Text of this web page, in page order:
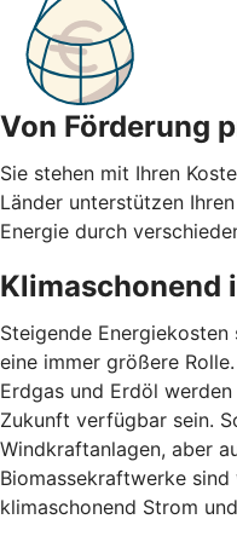
Von Förderung
Sie stehen mit Ihren
Länder unterstützen
Energie durch
Klimaschonend
Steigende
eine immer größere
Erdgas und Erdöl
Zukunft verfügbar sein.
Windkraftanlagen, aber
Biomassekraftwerke
klimaschonend Strom